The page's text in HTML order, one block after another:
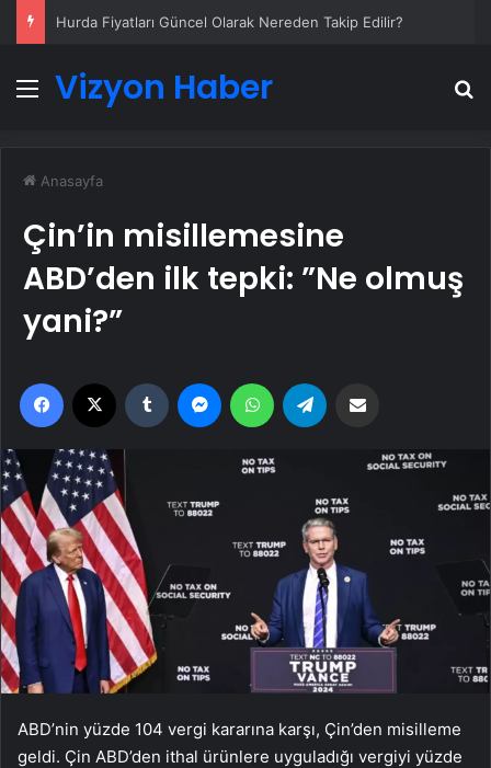
Hurda Fiyatları Güncel Olarak Nereden Takip Edilir?
Menü
Vizyon Haber
Anasayfa
Çin’in misillemesine
ABD’den ilk tepki: ”Ne olmuş
yani?”
Facebook Tumblr MessengerWhatsApp
ABD’nin yüzde 104 vergi kararına karşı, Çin’den misilleme
geldi. Çin ABD’den ithal ürünlere uyguladığı vergiyi yüzde